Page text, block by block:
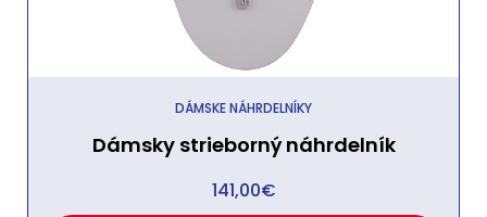
DÁMSKE NÁHRDELNÍKY
Dámsky strieborný náhrdelník
141,00€